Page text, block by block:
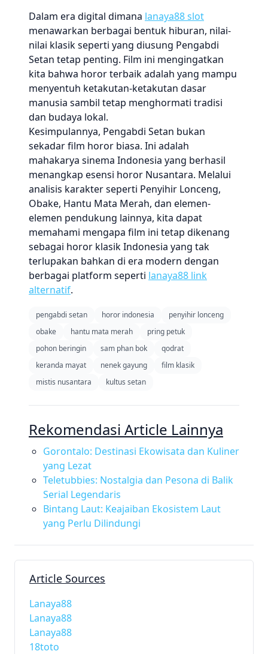
Dalam era digital dimana lanaya88 slot
menawarkan berbagai bentuk hiburan, nilai-
nilai klasik seperti yang diusung Pengabdi
Setan tetap penting. Film ini mengingatkan
kita bahwa horor terbaik adalah yang mampu
menyentuh ketakutan-ketakutan dasar
manusia sambil tetap menghormati tradisi
dan budaya lokal.
Kesimpulannya, Pengabdi Setan bukan
sekadar film horor biasa. Ini adalah
mahakarya sinema Indonesia yang berhasil
menangkap esensi horor Nusantara. Melalui
analisis karakter seperti Penyihir Lonceng,
Obake, Hantu Mata Merah, dan elemen-
elemen pendukung lainnya, kita dapat
memahami mengapa film ini tetap dikenang
sebagai horor klasik Indonesia yang tak
terlupakan bahkan di era modern dengan
berbagai platform seperti lanaya88 link
alternatif.
pengabdi setan horor indonesia
penyihir lonceng
obake
hantu mata merah
pring petuk
pohon beringin
sam phan bok
qodrat
keranda mayat
nenek gayung
film klasik
mistis nusantara
kultus setan
Rekomendasi Article Lainnya
Gorontalo: Destinasi Ekowisata dan Kuliner
yang Lezat
Teletubbies: Nostalgia dan Pesona di Balik
Serial Legendaris
Bintang Laut: Keajaiban Ekosistem Laut
yang Perlu Dilindungi
Article Sources
Lanaya88
Lanaya88
Lanaya88
18toto